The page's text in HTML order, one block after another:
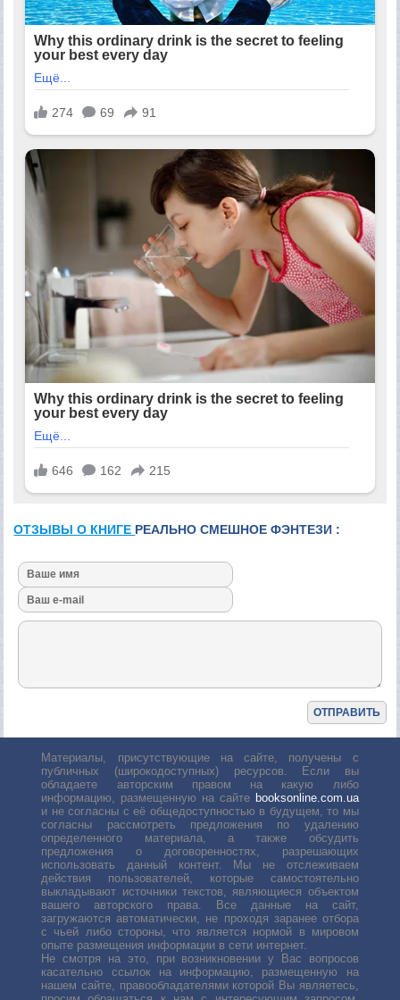
ОТЗЫВЫ О КНИГЕ РЕАЛЬНО СМЕШНОЕ ФЭНТЕЗИ :
Материалы, присутствующие на сайте, получены с
публичных (широкодоступных) ресурсов. Если вы
обладаете авторским правом на какую либо
информацию, размещенную на сайте booksonline.com.ua
и не согласны с её общедоступностью в будущем, то мы
согласны рассмотреть предложения по удалению
определенного материала, а также обсудить
предложения о договоренностях, разрешающих
использовать данный контент. Мы не отслеживаем
действия пользователей, которые самостоятельно
выкладывают источники текстов, являющиеся объектом
вашего авторского права. Все данные на сайт,
загружаются автоматически, не проходя заранее отбора
с чьей либо стороны, что является нормой в мировом
опыте размещения информации в сети интернет.
Не смотря на это, при возникновении у Вас вопросов
касательно ссылок на информацию, размещенную на
нашем сайте, правообладателями которой Вы являетесь,